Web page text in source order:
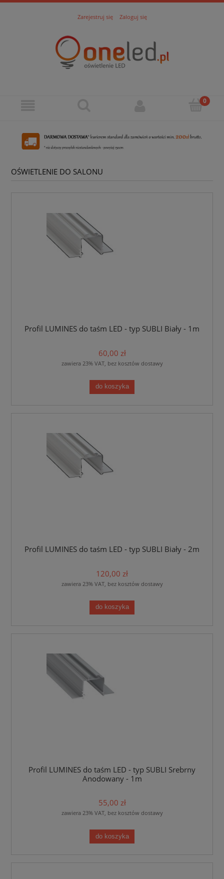
Zarejestruj się Zaloguj się
OŚWIETLENIE DO SALONU
Profil LUMINES do taśm LED - typ SUBLI Biały - 1m
60,00 zł
zawiera 23% VAT, bez kosztów dostawy
do koszyka
Profil LUMINES do taśm LED - typ SUBLI Biały - 2m
120,00 zł
zawiera 23% VAT, bez kosztów dostawy
do koszyka
Profil LUMINES do taśm LED - typ SUBLI Srebrny
Anodowany - 1m
55,00 zł
zawiera 23% VAT, bez kosztów dostawy
do koszyka